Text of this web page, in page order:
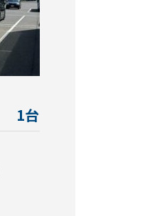
1台